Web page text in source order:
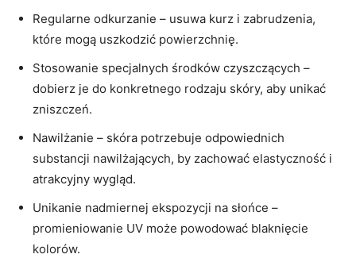
Regularne odkurzanie – usuwa kurz i zabrudzenia,
które mogą uszkodzić powierzchnię.
Stosowanie specjalnych środków czyszczących –
dobierz je do konkretnego rodzaju skóry, aby unikać
zniszczeń.
Nawilżanie – skóra potrzebuje odpowiednich
⁢substancji nawilżających, by zachować ‌elastyczność i
atrakcyjny wygląd.
Unikanie nadmiernej ekspozycji na słońce⁢ –
promieniowanie UV może powodować blaknięcie
kolorów.